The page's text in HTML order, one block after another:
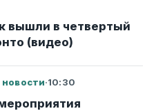
вышли в четвертый
(видео)
·10:30